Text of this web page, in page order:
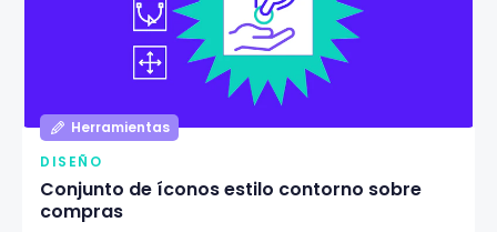
Herramientas
DISEÑO
Conjunto de íconos estilo contorno sobre
compras